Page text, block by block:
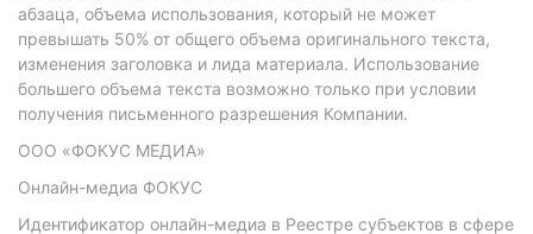
абзаца, объема использования, который не может
превышать 50% от общего объема оригинального текста,
изменения заголовка и лида материала. Использование
большего объема текста возможно только при условии
получения письменного разрешения Компании.
ООО «ФОКУС МЕДИА»
Онлайн-медиа ФОКУС
Идентификатор онлайн-медиа в Реестре субъектов в сфере